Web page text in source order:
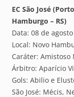
EC São José
Hamburgo – RS)
Data: 08 de
Local: Novo
Caráter: Amistoso
Árbitro: Aparício
Gols: Abilio e
São José: Mécis,